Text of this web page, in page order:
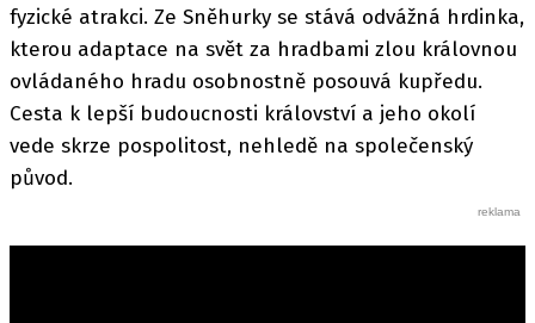
fyzické atrakci. Ze Sněhurky se stává odvážná hrdinka,
kterou adaptace na svět za hradbami zlou královnou
ovládaného hradu osobnostně posouvá kupředu.
Cesta k lepší budoucnosti království a jeho okolí
vede skrze pospolitost, nehledě na společenský
původ.